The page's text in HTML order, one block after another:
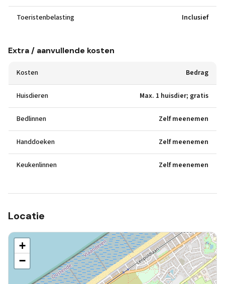
Toeristenbelasting Inclusief
Extra / aanvullende kosten
Kosten Bedrag
Huisdieren Max. 1 huisdier; gratis
Bedlinnen Zelf meenemen
Handdoeken Zelf meenemen
Keukenlinnen Zelf meenemen
Locatie
+
−